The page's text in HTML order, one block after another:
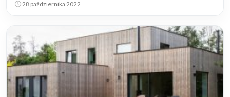
28 października 2022